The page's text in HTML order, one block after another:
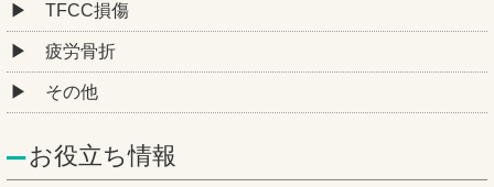
TFCC損傷
疲労骨折
その他
お役立ち情報